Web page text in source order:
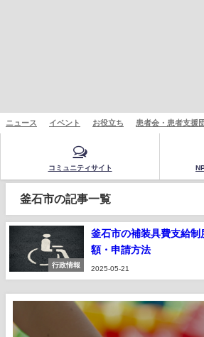
ニュース イベント お役立ち 患者会・患者支援
コミュニティサイト
釜石市の記事一覧
行政情報
釜石市の補装具費支給制
額・申請方法
2025-05-21